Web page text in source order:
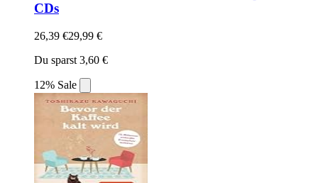
CDs
26,39 €29,99 €
Du sparst 3,60 €
12% Sale